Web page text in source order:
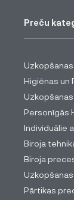
Preču
Higiēnas un
Personīgās
Individuālie
Biroja
Biroja
Pārtikas